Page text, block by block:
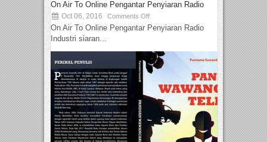
On Air To Online Pengantar Penyiaran Radio
Oct 06, 2016 Comments Off
On Air To Online Pengantar Penyiaran Radio
Industri siaran...